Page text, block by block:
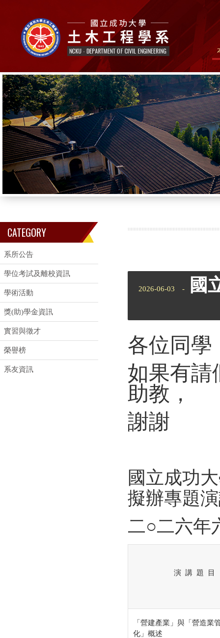
CATEGORY
系所公告
學位考試及離校資訊
學術活動
獎(助)學金資訊
實習與徵才
榮譽榜
系友資訊
2026-06-03 - 國
各位同學
如果有請
助教，
謝謝
國立成功
擬辦專題
二○二六年
演 講 題 目
「營建產業」與「營造業
化」概述